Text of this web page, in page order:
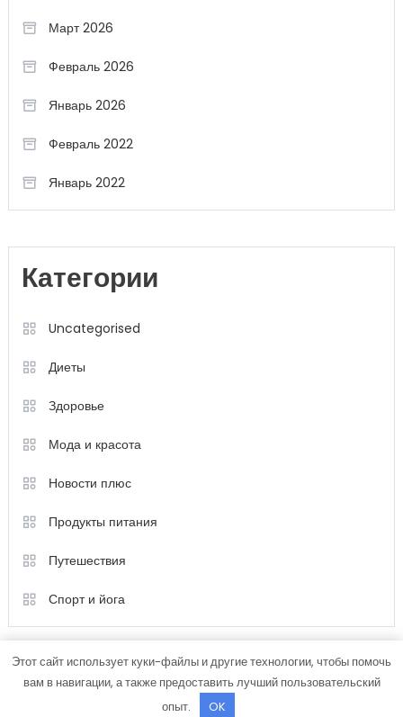
Март 2026
Февраль 2026
Январь 2026
Февраль 2022
Январь 2022
Категории
Uncategorised
Диеты
Здоровье
Мода и красота
Новости плюс
Продукты питания
Путешествия
Спорт и йога
Тема: Color Magazine от
Этот сайт использует куки-файлы и другие технологии, чтобы помочь
вам в навигации, а также предоставить лучший пользовательский
опыт.
OK